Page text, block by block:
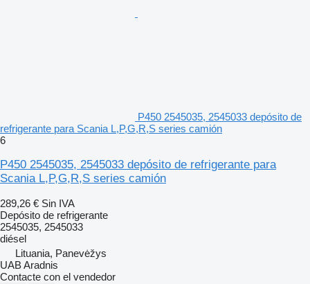
P450 2545035, 2545033 depósito de
refrigerante para Scania L,P,G,R,S series camión
6
P450 2545035, 2545033 depósito de refrigerante para
Scania L,P,G,R,S series camión
289,26 € Sin IVA
Depósito de refrigerante
2545035, 2545033
diésel
Lituania, Panevėžys
UAB Aradnis
Contacte con el vendedor